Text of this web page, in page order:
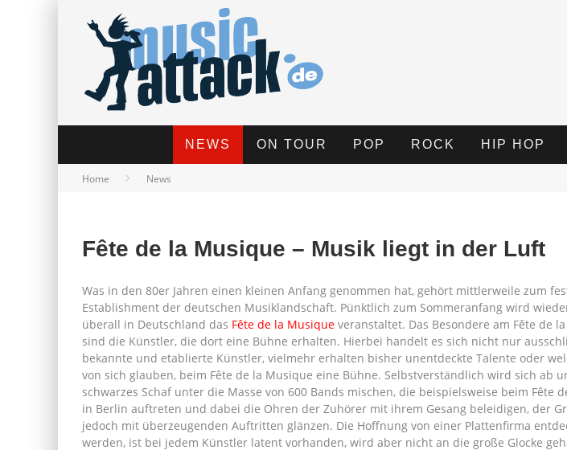
NEWS ON TOUR POP ROCK HIP HOP
Home News
Fête de la Musique – Musik liegt in der Luft
Was in den 80er Jahren einen kleinen Anfang genommen hat, gehört mittlerweile zum
Establishment der deutschen Musiklandschaft. Pünktlich zum Sommeranfang wird
überall in Deutschland das Fête de la Musique veranstaltet. Das Besondere am Fête de
sind die Künstler, die dort eine Bühne erhalten. Hierbei handelt es sich nicht nur
bekannte und etablierte Künstler, vielmehr erhalten bisher unentdeckte Talente oder
von sich glauben, beim Fête de la Musique eine Bühne. Selbstverständlich wird sich ab
schwarzes Schaf unter die Masse von 600 Bands mischen, die beispielsweise beim Fête
in Berlin auftreten und dabei die Ohren der Zuhörer mit ihrem Gesang beleidigen, der
jedoch mit überzeugenden Auftritten glänzen. Die Hoffnung von einer Plattenfirma
werden, ist bei jedem Künstler latent vorhanden, wird aber nicht an die große Glocke